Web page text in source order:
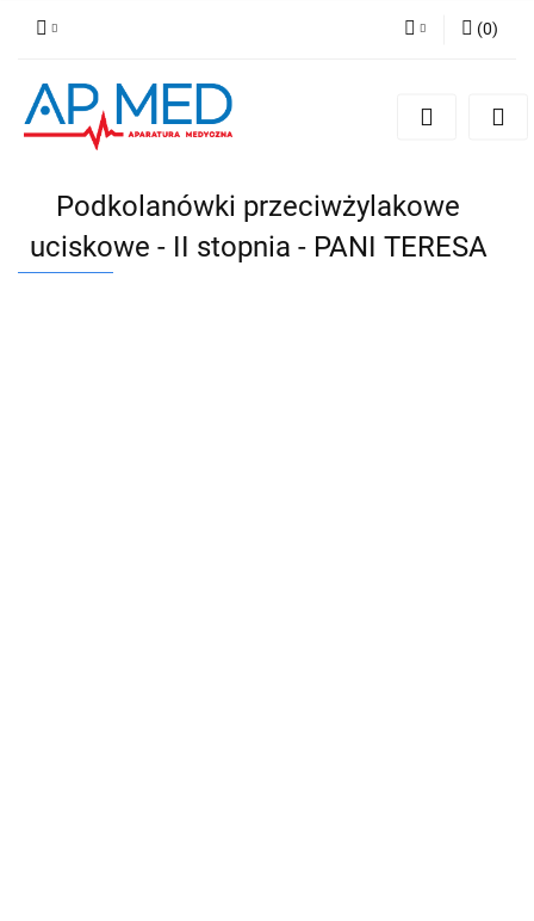
Zarejestruj się
(0)
Podkolanówki przeciwżylakowe
uciskowe - II stopnia - PANI TERESA